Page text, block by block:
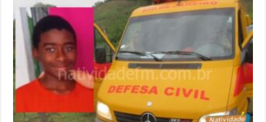
morre
após
rural
de
Bom
Jesus
do
Itabapoana